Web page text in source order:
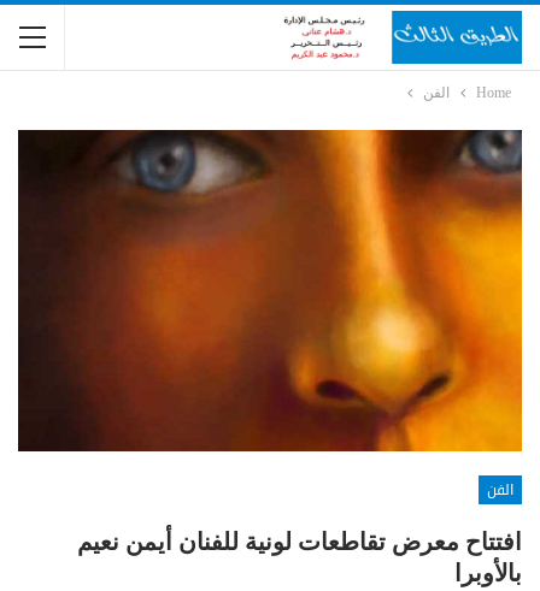
Home الفن
الفن
افتتاح معرض تقاطعات لونية للفنان أيمن نعيم
بالأوبرا